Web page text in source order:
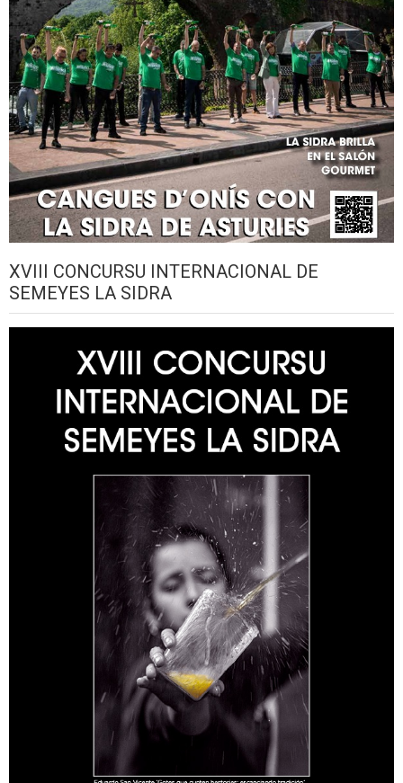
XVIII CONCURSU INTERNACIONAL DE
SEMEYES LA SIDRA